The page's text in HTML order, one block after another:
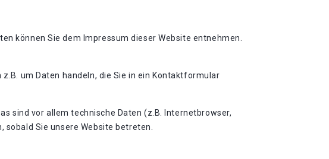
können Sie dem Impressum dieser Website entnehmen.
um Daten handeln, die Sie in ein Kontaktformular
sind vor allem technische Daten (z.B. Internetbrowser,
Sie unsere Website betreten.